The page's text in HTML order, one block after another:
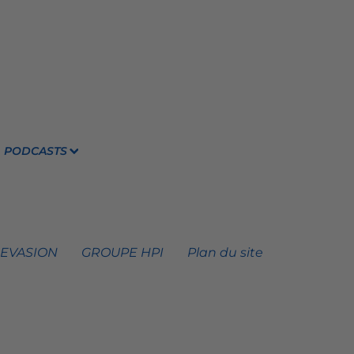
PODCASTS
GROUPE HPI Plan du site